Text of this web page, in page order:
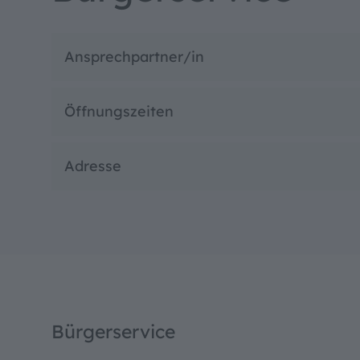
Ansprechpartner/in
Öffnungszeiten
Adresse
Bürgerservice